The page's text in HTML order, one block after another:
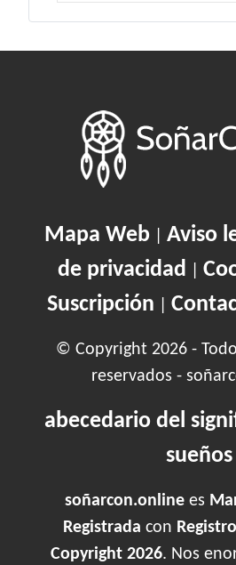
Mapa Web| Aviso
de privacidad
Suscripción
© Copyright 2026 -
reservados -
abecedario del
sueños
soñarcon.onlinees
Registrada con
Copyright 2026. Nos